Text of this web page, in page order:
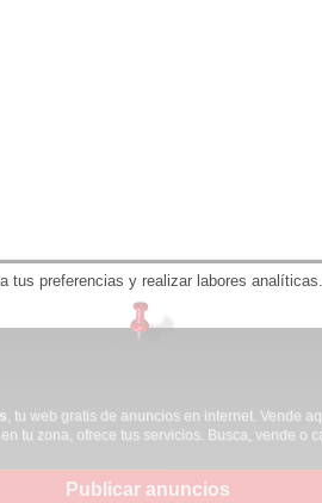
Publicar anuncios
, tu web gratis de anuncios en internet. Vende
tu zona, ofrece tus servicios. Busca, vende o
preferencias y realizar labores